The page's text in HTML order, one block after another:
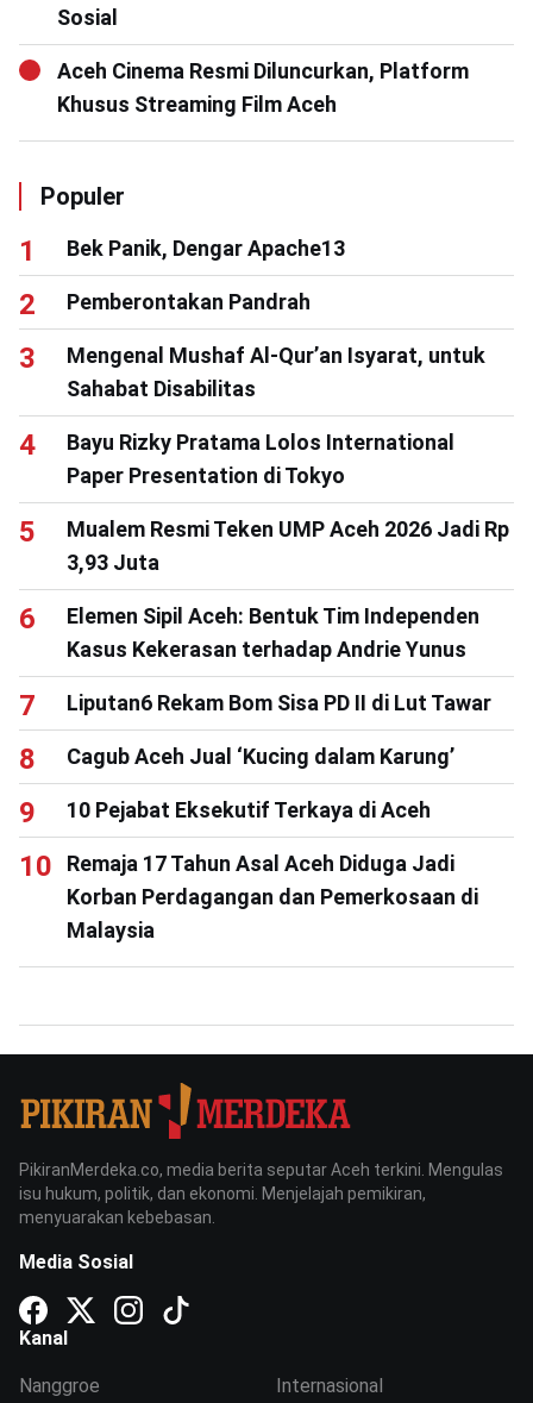
Sosial
Aceh Cinema Resmi Diluncurkan, Platform
Khusus Streaming Film Aceh
Populer
Bek Panik, Dengar Apache13
Pemberontakan Pandrah
Mengenal Mushaf Al-Qur’an Isyarat, untuk
Sahabat Disabilitas
Bayu Rizky Pratama Lolos International
Paper Presentation di Tokyo
Mualem Resmi Teken UMP Aceh 2026 Jadi Rp
3,93 Juta
Elemen Sipil Aceh: Bentuk Tim Independen
Kasus Kekerasan terhadap Andrie Yunus
Liputan6 Rekam Bom Sisa PD II di Lut Tawar
Cagub Aceh Jual ‘Kucing dalam Karung’
10 Pejabat Eksekutif Terkaya di Aceh
Remaja 17 Tahun Asal Aceh Diduga Jadi
Korban Perdagangan dan Pemerkosaan di
Malaysia
PikiranMerdeka.co, media berita seputar Aceh terkini. Mengulas
isu hukum, politik, dan ekonomi. Menjelajah pemikiran,
menyuarakan kebebasan.
Media Sosial
Kanal
Nanggroe Internasional